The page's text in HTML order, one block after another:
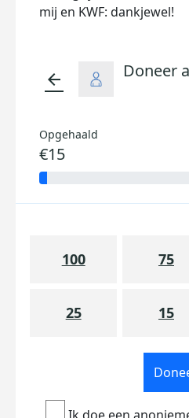
mij en KWF: dankjewel!
arrow_back Doneer
Opgehaald
€15
100 75
25 15